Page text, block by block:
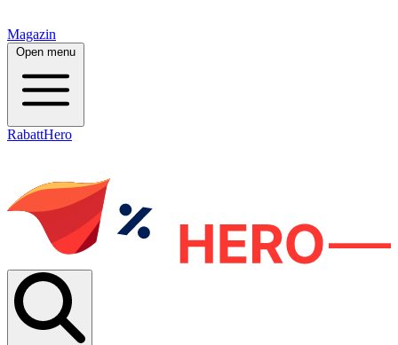
Magazin
Open menu
RabattHero